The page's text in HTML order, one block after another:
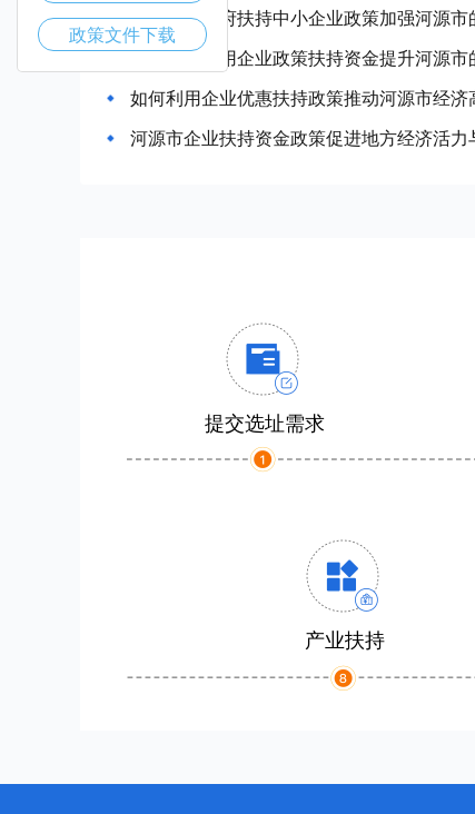
如何利用政府扶持中小企业政策加强河源市
如何充分利用企业政策扶持资金提升河源市
如何利用企业优惠扶持政策推动河源市经济
河源市企业扶持资金政策促进地方经济活力
提交选址需求
产业扶持
政策文件下载